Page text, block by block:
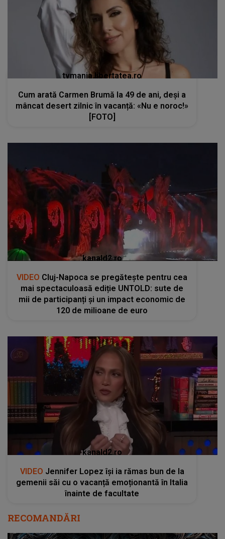
tvmania.libertatea.ro
Cum arată Carmen Brumă la 49 de ani, deși a
mâncat desert zilnic în vacanță: «Nu e noroc!»
[FOTO]
kanald2.ro
VIDEO Cluj-Napoca se pregătește pentru cea
mai spectaculoasă ediție UNTOLD: sute de
mii de participanți și un impact economic de
120 de milioane de euro
kanald2.ro
VIDEO Jennifer Lopez își ia rămas bun de la
gemenii săi cu o vacanță emoționantă în Italia
înainte de facultate
RECOMANDĂRI